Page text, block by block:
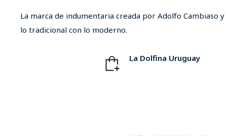
La marca de indumentaria creada por Adolfo Cambiaso
lo tradicional con lo moderno.
La Dolfina Uruguay